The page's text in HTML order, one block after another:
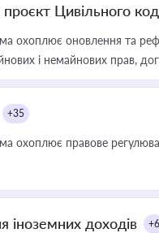
Цивільного
охоплює оновлення та
і немайнових прав,
+35
охоплює правове
іноземних доходів +6